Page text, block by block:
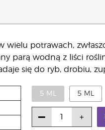
wielu potrawach,
parą wodną z liści
się do ryb, drobiu,
5 ML 5 ML